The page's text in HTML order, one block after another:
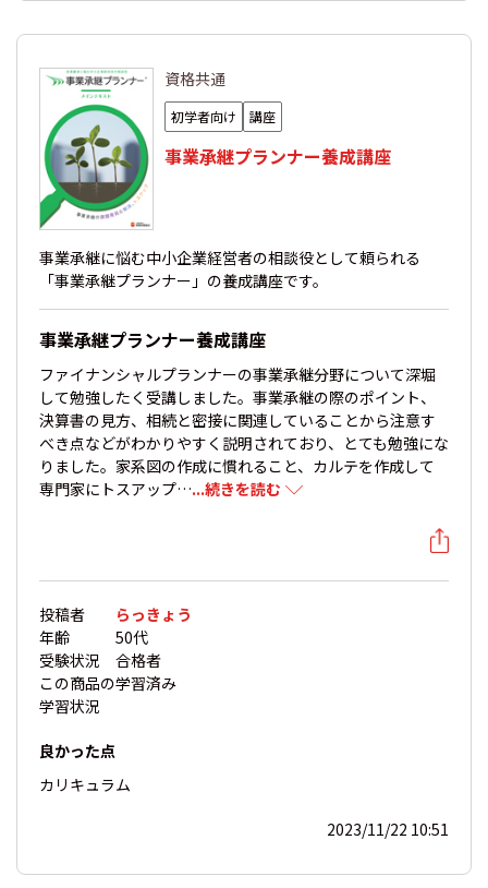
資格共通
初学者向け 講座
事業承継プランナー養成講座
事業承継に悩む中小企業経営者の相談役として頼られる
「事業承継プランナー」の養成講座です。
事業承継プランナー養成講座
ファイナンシャルプランナーの事業承継分野について深堀
して勉強したく受講しました。事業承継の際のポイント、
決算書の見方、相続と密接に関連していることから注意す
べき点などがわかりやすく説明されており、とても勉強にな
りました。家系図の作成に慣れること、カルテを作成して
専門家にトスアップ…...続きを読む
投稿者
らっきょう
年齢
50代
受験状況
合格者
この商品の
学習状況
学習済み
良かった点
カリキュラム
2023/11/22 10:51